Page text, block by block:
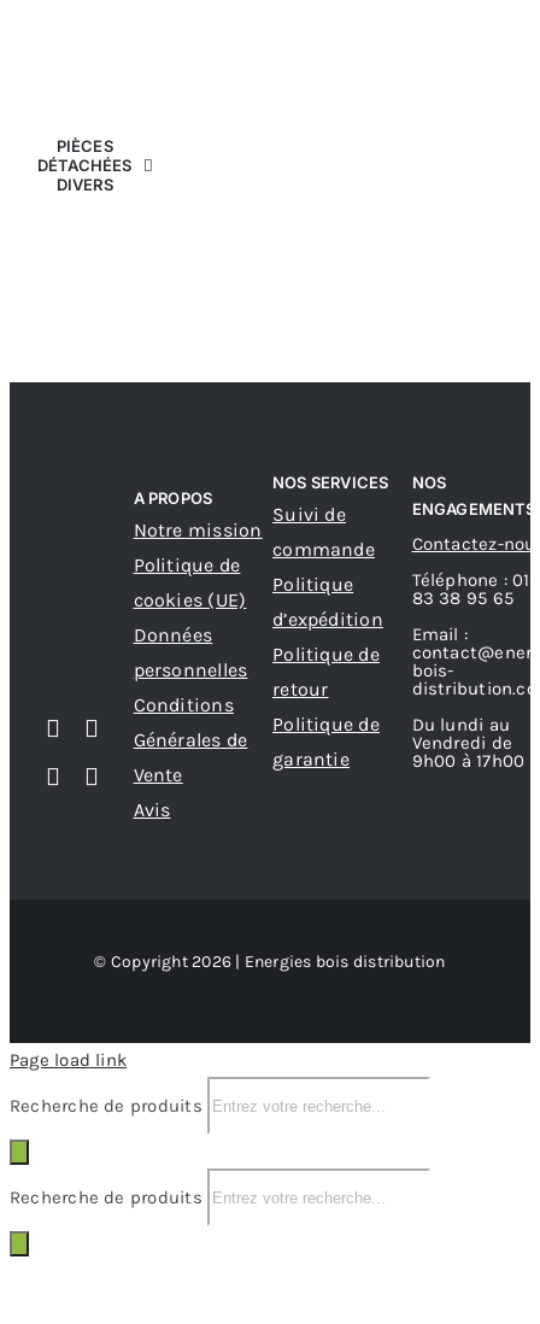
PIÈCES
DÉTACHÉES
DIVERS
A PROPOS
Notre mission
Politique de
cookies (UE)
Données
personnelles
Conditions
Générales de
Vente
Avis
NOS SERVICES
Suivi de
commande
Politique
d’expédition
Politique de
retour
Politique de
garantie
NOS
ENGAGEMENTS
Contactez-
Téléphone : 01
83 38 95 65
Email :
bois-
Du lundi au
Vendredi de
9h00 à 17h00
© Copyright 2026 | Energies bois distribution
Page load link
Recherche de produits
Recherche de produits